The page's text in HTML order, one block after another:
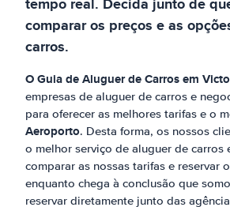
comparar os preços e as
carros.
O Guia de Aluguer de Carros em
empresas de aluguer de carros e
para oferecer as melhores tarifas e o
Aeroporto. Desta forma, os nossos
o melhor serviço de aluguer de carros
comparar as nossas tarifas e reservar
enquanto chega à conclusão que
reservar diretamente junto das